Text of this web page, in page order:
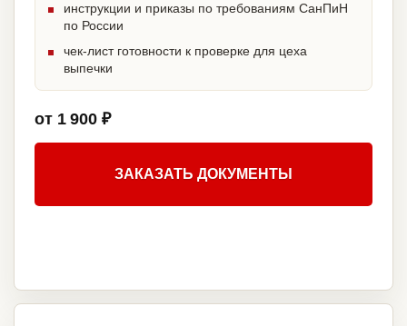
инструкции и приказы по требованиям СанПиН
по России
чек-лист готовности к проверке для цеха
выпечки
от 1 900 ₽
ЗАКАЗАТЬ ДОКУМЕНТЫ